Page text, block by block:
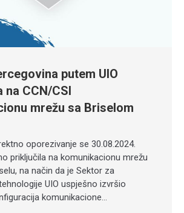
putem UIO
na CCN/CSI
mrežu sa Briselom
oporezivanje se 30.08.2024.
priključila na komunikacionu mrežu
na način da je Sektor za
UIO uspješno izvršio
komunikacione…